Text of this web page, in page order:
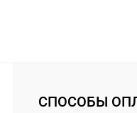
СПОСОБЫ